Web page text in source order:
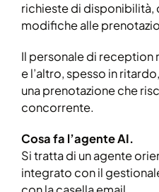
richieste di disponibilità,
modifiche alle
Il personale di reception
e l’altro, spesso in
una prenotazione che
concorrente.
Cosa fa l’agente AI.
Si tratta di un agente
integrato con il